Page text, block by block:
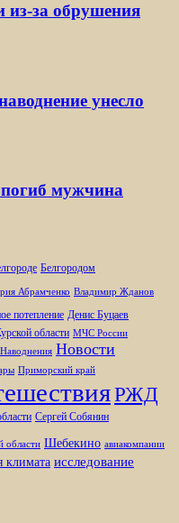
из-за обрушения
унесло
мужчина
Белгородом
Абрамченко Владимир Жданов
потепление Денис Буцаев
области МЧС России
Наводнения Новости
Приморский край
РЖД
Сергей Собянин
области Шебекино авиакомпании
климата исследование